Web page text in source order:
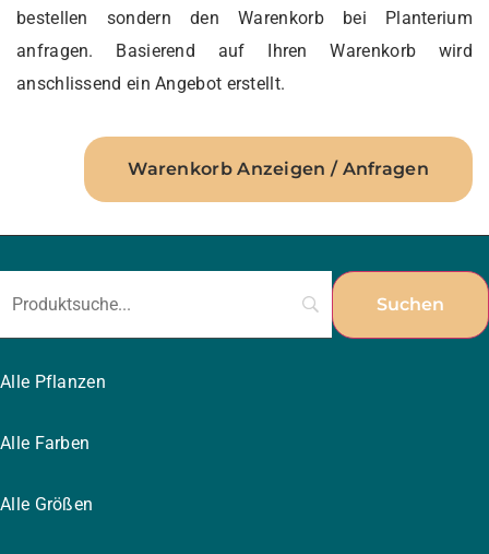
bestellen sondern den Warenkorb bei Planterium
anfragen. Basierend auf Ihren Warenkorb wird
anschlissend ein Angebot erstellt.
Warenkorb Anzeigen / Anfragen
Alle Pflanzen
Alle Farben
Alle Größen